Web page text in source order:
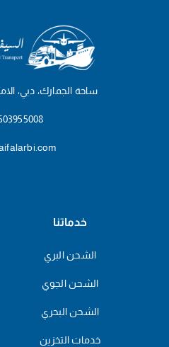
ساحة الجمارك، دبي،
خدماتنا
الشحن البري
الشحن الجوي
الشحن البحري
خدمات التخزين